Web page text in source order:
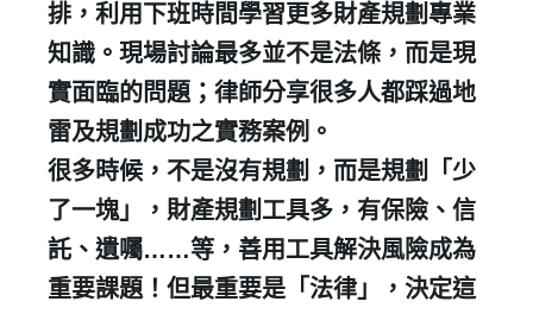
排，利用下班時間學習更多財產規劃專業
知識。現場討論最多並不是法條，而是現
實面臨的問題；律師分享很多人都踩過地
雷及規劃成功之實務案例。
很多時候，不是沒有規劃，而是規劃「少
了一塊」，財產規劃工具多，有保險、信
託、遺囑……等，善用工具解決風險成為
重要課題！但最重要是「法律」，決定這